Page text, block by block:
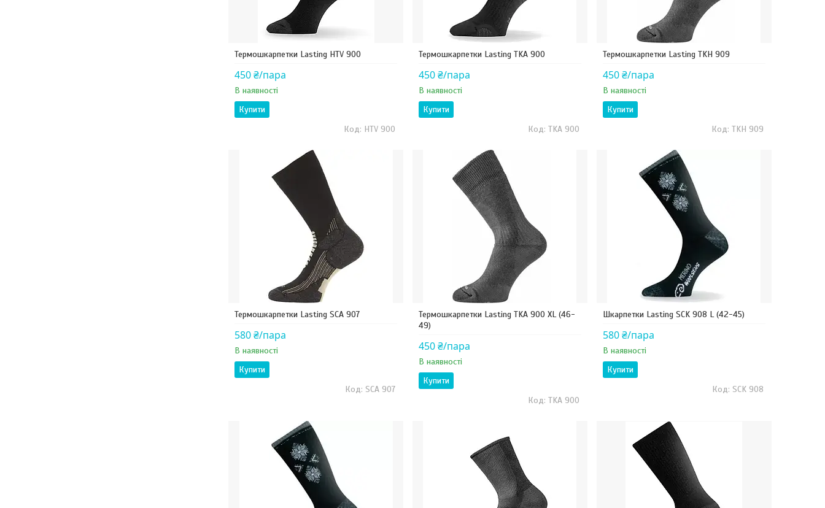
Термошкарпетки Lasting HTV 900
450 ₴/пара
В наявності
Купити
HTV 900
Термошкарпетки Lasting TKA 900
450 ₴/пара
В наявності
Купити
TKA 900
Термошкарпетки Lasting TKH 909
450 ₴/пара
В наявності
Купити
TKH 909
Термошкарпетки Lasting SCA 907
580 ₴/пара
В наявності
Купити
SCA 907
Термошкарпетки Lasting TKA 900 XL (46-
49)
450 ₴/пара
В наявності
Купити
TKA 900
Шкарпетки Lasting SCK 908 L (42-45)
580 ₴/пара
В наявності
Купити
SCK 908